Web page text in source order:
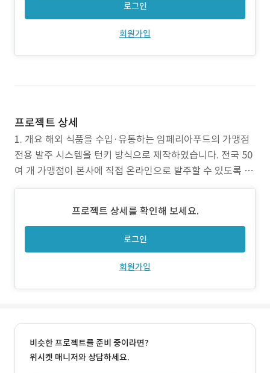
로그인
회원가입
프로젝트 상세
1. 개요 해외 식품을 수입·유통하는 임페리아푸드의 가맹점
전용 발주 시스템을 턴키 방식으로 제작하였습니다. 전국 50
여 개 가맹점이 본사에 직접 온라인으로 발주할 수 있도록 설
계된 플랫폼으로, 실시간 재고 연동과 정산 기능까지 포함된
오프라인·수기 발주 프로세스를 온라인화하여, 가맹점의 편
의성과 본사의 재고·정산 관리를 효율적으로 개선하
프로젝트 상세를 확인해 보세요.
로그인
회원가입
비슷한 프로젝트를 준비 중이라면?
위시켓 매니저와 상담하세요.